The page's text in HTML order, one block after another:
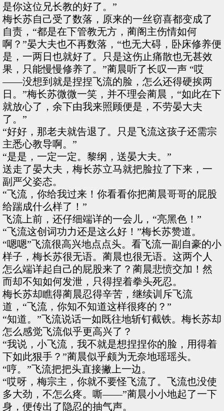
是你这位兄长教的好了。”
梅长苏自己受了数落，原来的一丝窃喜都变成了
自责，“都是在下管教无方，蔺阁主伤情如何
啊？”晏大夫也不再数落，“也无大碍，卧床修养便
是，一两日也就好了。只是这伤止痛散也无甚效
果，只能慢慢修养了。”蔺晨听了长叹一声 “哎
——没想到就是捏捏飞流的脸，怎么还得硬挨两
日。”梅长苏微微一笑，并不理会蔺晨，“如此在下
就放心了，余下由我来照顾便是，不劳晏大夫
了。”
“好好，那老夫就告退了。只是飞流这孩子还需宗
主悉心教导啊。”
“是是，一定一定。黎纲，送晏大夫。”
送走了晏大夫，梅长苏立马就把脸拉了下来，一
副严父姿态。
“飞流，你给我过来！你看看你把蔺晨哥哥的屁股
给踹成什么样了！”
飞流上前，还仔细端详的一会儿，“亮黑色！”
“飞流这创词功力还是这么好！”梅长苏赞道。
“嗯嗯”飞流很高兴地点点头。看飞流一副自豪的小
样子，梅长苏很无语。蔺晨也很无语。这两个人
怎么端详起自己的屁股来了？蔺晨悲愤交加！然
而却不知如何发泄，只得捏着拳头死忍。
梅长苏却瞧得蔺晨忍得辛苦，继续训斥飞流
道，“飞流，你知不知道这样很疼的？”
“知道。”飞流说话一如既往地斩钉截铁。梅长苏却
怎么感觉飞流似乎更高兴了？
“我说，小飞流，我不就是想捏捏你的脸，用得着
下如此狠手？”蔺晨似乎颇为无奈地瑶瑶头。
“哼。”飞流把把头直接撇上一边。
“哎呀，梅宗主，你就不要怪飞流了。飞流也没使
多大劲，不怎么疼。嘶——”蔺晨小小地起了一下
身，便传出了隐忍的抽气声。